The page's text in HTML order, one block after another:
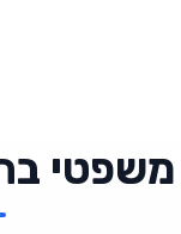
משפטי